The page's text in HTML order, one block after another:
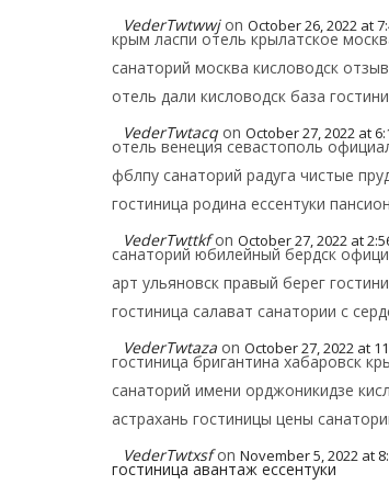
VederTwtwwj on October 26, 2022 at
крым ласпи отель крылатское
санаторий москва кисловодск
отель дали кисловодск база
VederTwtacq on October 27, 2022 at
отель венеция севастополь
фблпу санаторий радуга чистые
гостиница родина ессентуки
VederTwttkf on October 27, 2022 at
санаторий юбилейный бердск
арт ульяновск правый берег
гостиница салават санатории с
VederTwtaza on October 27, 2022 at
гостиница бригантина хабаровск
санаторий имени орджоникидзе
астрахань гостиницы цены
VederTwtxsf on November 5, 2022 at
гостиница авантаж ессентуки